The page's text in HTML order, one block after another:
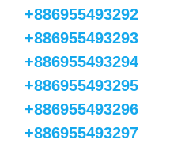
+886955493292
+886955493293
+886955493294
+886955493295
+886955493296
+886955493297